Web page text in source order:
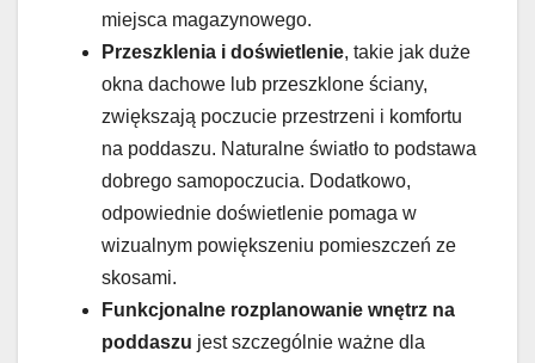
miejsca magazynowego.
Przeszklenia i doświetlenie, takie jak duże
okna dachowe lub przeszklone ściany,
zwiększają poczucie przestrzeni i komfortu
na poddaszu. Naturalne światło to podstawa
dobrego samopoczucia. Dodatkowo,
odpowiednie doświetlenie pomaga w
wizualnym powiększeniu pomieszczeń ze
skosami.
Funkcjonalne rozplanowanie wnętrz na
poddaszu jest szczególnie ważne dla